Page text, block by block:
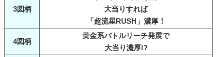
3図柄
大当りすれば
「超流星RUSH」濃厚！
4図柄
黄金系バトルリーチ発展で
大当り濃厚!?